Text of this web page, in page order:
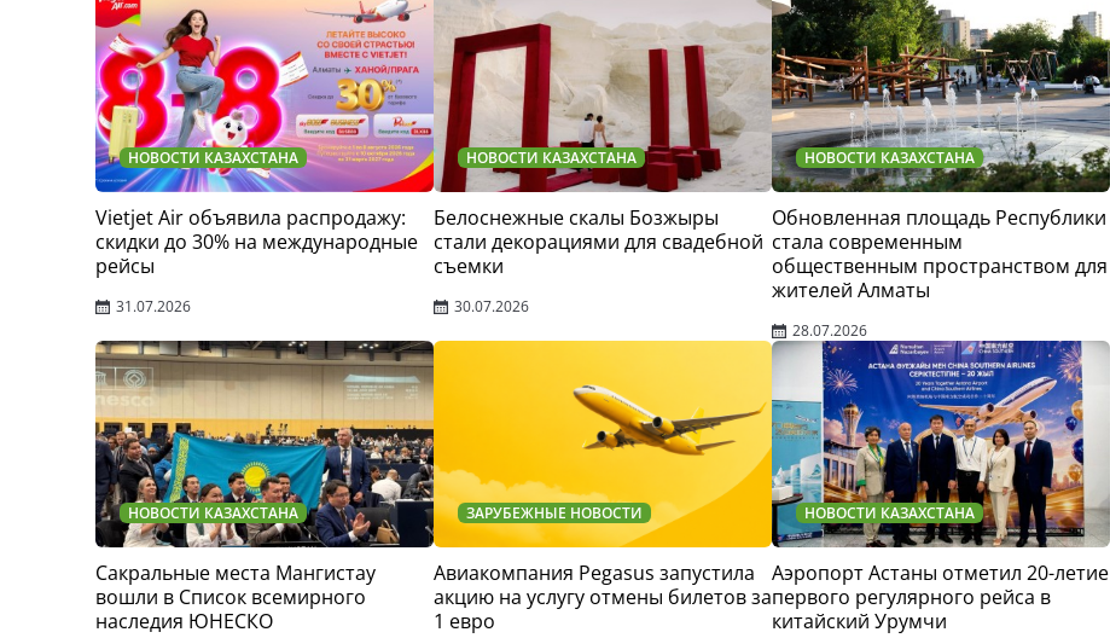
НОВОСТИ КАЗАХСТАНА
Vietjet Air объявила распродажу:
скидки до 30% на международные
рейсы
31.07.2026
НОВОСТИ КАЗАХСТАНА
Белоснежные скалы Бозжыры
стали декорациями для свадебной
съемки
30.07.2026
НОВОСТИ КАЗАХСТАНА
Обновленная площадь Республики
стала современным
общественным пространством для
жителей Алматы
28.07.2026
НОВОСТИ КАЗАХСТАНА
Сакральные места Мангистау
вошли в Список всемирного
наследия ЮНЕСКО
ЗАРУБЕЖНЫЕ НОВОСТИ
Авиакомпания Pegasus запустила
акцию на услугу отмены билетов за
1 евро
НОВОСТИ КАЗАХСТАНА
Аэропорт Астаны отметил 20-летие
первого регулярного рейса в
китайский Урумчи